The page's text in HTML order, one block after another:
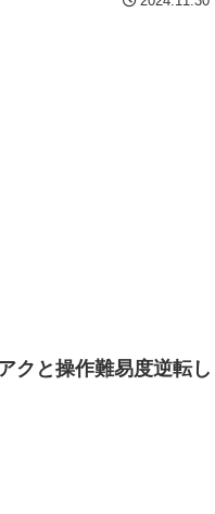
クと操作難易度逆転し